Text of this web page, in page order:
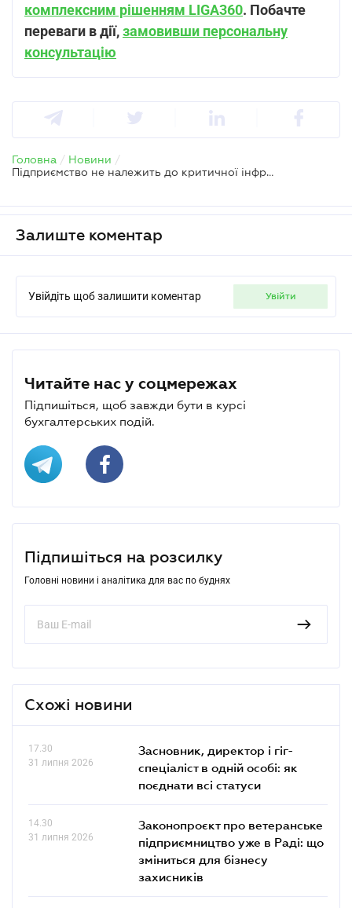
комплексним рішенням LIGA360. Побачте
переваги в дії,замовивши персональну
консультацію
Головна / Новини /
Підприємство не належить до критичної інфраструктури – чи потрібні правила поведінки
Залиште коментар
Увійдіть щоб залишити коментар увійти
Читайте нас у соцмережах
Підпишіться, щоб завжди бути в курсі
бухгалтерських подій.
Підпишіться на розсилку
Головні новини і аналітика для вас по буднях
Схожі новини
17.30
31 липня 2026
Засновник, директор і гіг-
спеціаліст в одній особі: як
поєднати всі статуси
14.30
31 липня 2026
Законопроєкт про ветеранське
підприємництво уже в Раді: що
зміниться для бізнесу
захисників